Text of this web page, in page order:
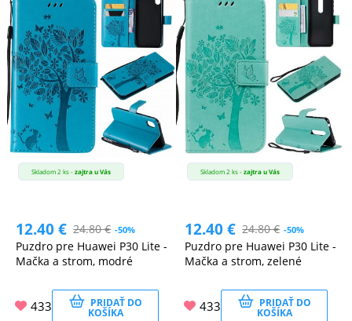
Skladom 2 ks -zajtra u Vás
12.40€ 24.80€ -50%
Puzdro pre Huawei P30 Lite -
Mačka a strom, modré
433 PRIDAŤ DO
KOŠÍKA
Skladom 2 ks -zajtra u Vás
12.40€ 24.80€ -50%
Puzdro pre Huawei P30 Lite -
Mačka a strom, zelené
433 PRIDAŤ DO
KOŠÍKA